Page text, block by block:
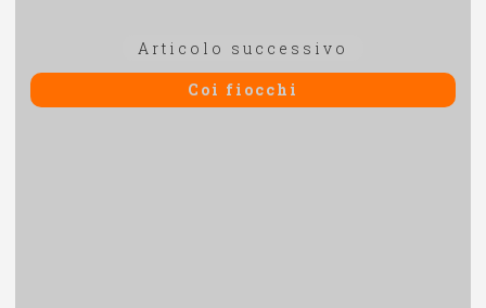
Articolo successivo
Coi fiocchi